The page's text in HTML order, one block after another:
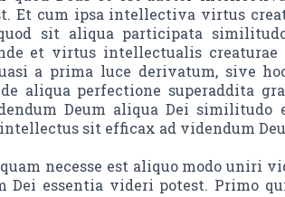
Et cum ipsa intellectiva virtus
sit aliqua participata
et virtus intellectualis creaturae
a prima luce derivatum, sive
aliqua perfectione superaddita
Deum aliqua Dei similitudo
sit efficax ad videndum
necesse est aliquo modo uniri
Dei essentia videri potest. Primo